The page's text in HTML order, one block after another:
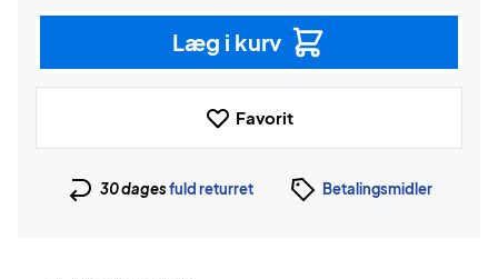
Læg i kurv
Favorit
30 dagesfuld returret Betalingsmidler